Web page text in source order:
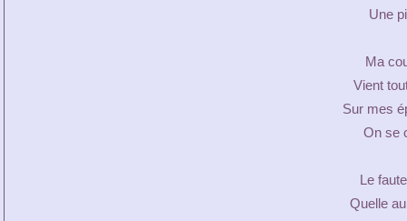
Une
Ma
Vient
Sur mes
On se
Le
Quelle